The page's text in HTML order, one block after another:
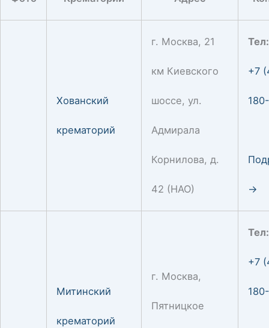
Хованский
крематорий
г. Москва, 21
км Киевского
шоссе, ул.
Адмирала
Корнилова, д.
42 (НАО)
Тел:
+7
→
Митинский
крематорий
г. Москва,
Пятницкое
Тел:
+7